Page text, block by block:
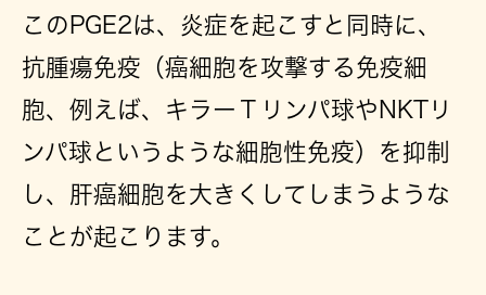
このPGE2は、炎症を起こすと同時に、
抗腫瘍免疫（癌細胞を攻撃する免疫細
胞、例えば、キラーＴリンパ球やNKTリ
ンパ球というような細胞性免疫）を抑制
し、肝癌細胞を大きくしてしまうような
ことが起こります。